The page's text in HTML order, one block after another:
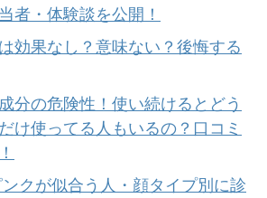
者・体験談を公開！
効果なし？意味ない？後悔する
分の危険性！使い続けるとどう
け使ってる人もいるの？口コミ
クが似合う人・顔タイプ別に診